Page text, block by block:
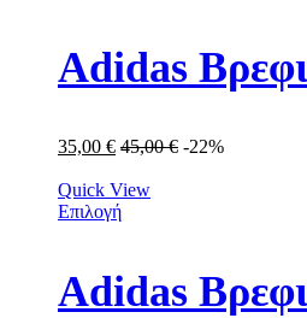
Adidas
35,00 € 45,00€ -22%
Quick View
Επιλογή
Adidas